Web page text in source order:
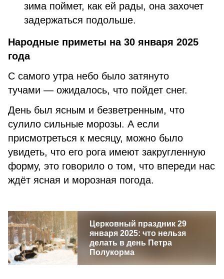
зима поймет, как ей рады, она захочет
задержаться подольше.
Народные приметы на 30 января 2025
года
С самого утра небо было затянуто
тучами — ожидалось, что пойдет снег.
День был ясным и безветренным, что
сулило сильные морозы. А если
присмотреться к месяцу, можно было
увидеть, что его рога имеют закругленную
форму, это говорило о том, что впереди нас
ждёт ясная и морозная погода.
Церковный праздник 29
января 2025: что нельзя
делать в день Петра
Полукорма